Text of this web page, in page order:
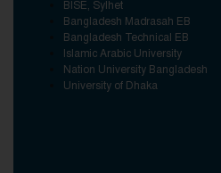
BISE, Sylhet
Bangladesh Madrasah EB
Bangladesh Technical EB
Islamic Arabic University
Nation University Bangladesh
University of Dhaka